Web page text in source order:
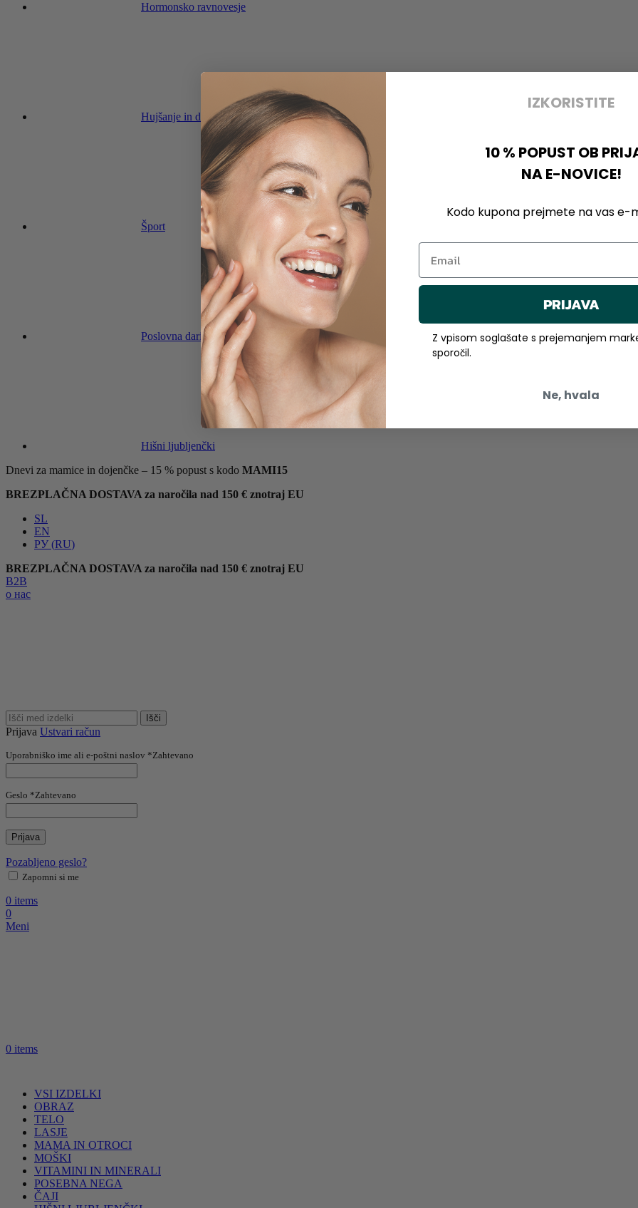
Hormonsko ravnovesje
Hujšanje in dieta
Šport
Poslovna darila
Hišni ljubljenčki
Dnevi za mamice in dojenčke – 15 % popust s kodo MAMI15
BREZPLAČNA DOSTAVA za naročila nad 150 € znotraj EU
SL
EN
РУ (RU)
BREZPLAČNA DOSTAVA za naročila nad 150 € znotraj EU
B2B
о нас
Išči
Prijava Ustvari račun
Uporabniško ime ali e-poštni naslov *Zahtevano
Geslo *Zahtevano
Prijava
Pozabljeno geslo?
Zapomni si me
0 items
0
Meni
0 items
VSI IZDELKI
OBRAZ
TELO
LASJE
MAMA IN OTROCI
MOŠKI
VITAMINI IN MINERALI
POSEBNA NEGA
ČAJI
IZKORISTITE
10 % POPUST OB
NA E-NOVICE!
Kodo kupona prejmete na vas e-
Email
PRIJAVA
Z vpisom soglašate s prejemanjem
sporočil.
Ne, hvala